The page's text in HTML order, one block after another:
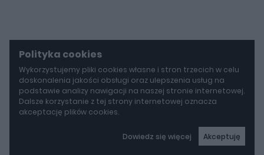
Polityka cookies
Wykorzystujemy pliki cookies własne i stron trzecich w celu
doskonalenia jakości obsługi oraz ulepszenia usług na
podstawie analizy nawigacji na naszej stronie internetowej.
Dalsze korzystanie z tej strony internetowej oznacza
akceptację plików cookies.
Dowiedz się więcej Akceptuję